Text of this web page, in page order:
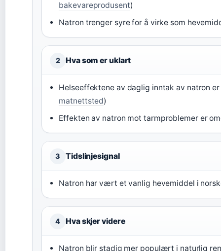
bakevareprodusent)
Natron trenger syre for å virke som
2 Hva som er uklart
Helseeffektene av daglig inntak av natron
matnettsted)
Effekten av natron mot tarmproblemer er
3 Tidslinjesignal
Natron har vært et vanlig hevemiddel i
4 Hva skjer videre
Natron blir stadig mer populært i naturlig